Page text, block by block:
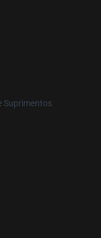
Suprimentos